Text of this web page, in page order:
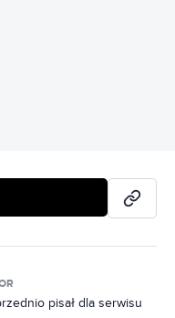
pisał dla serwisu